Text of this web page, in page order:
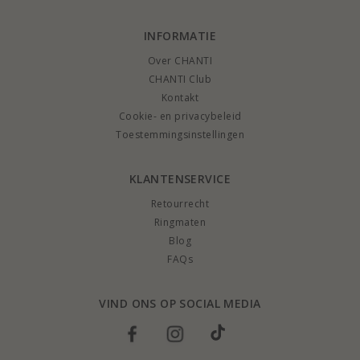
INFORMATIE
Over CHANTI
CHANTI Club
Kontakt
Cookie- en privacybeleid
Toestemmingsinstellingen
KLANTENSERVICE
Retourrecht
Ringmaten
Blog
FAQs
VIND ONS OP SOCIAL MEDIA